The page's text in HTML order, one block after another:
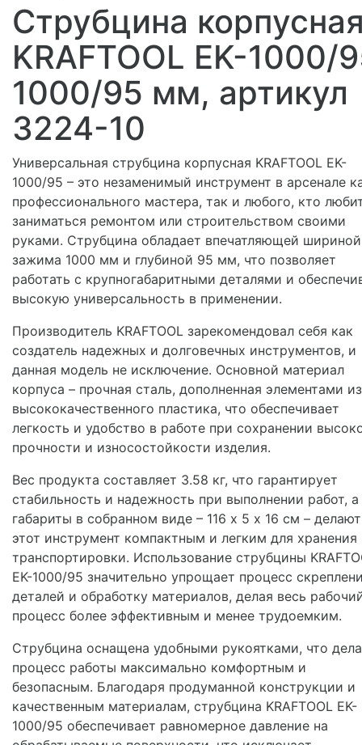
Струбцина
KRAFTOOL EK-1000/
1000/95 мм, артикул
3224-10
Универсальная струбцина корпусная KRAFTOOL EK-
1000/95 – это незаменимый инструмент в арсенале
профессионального мастера, так и любого, кто
заниматься ремонтом или строительством своими
руками. Струбцина обладает впечатляющей шириной
зажима 1000 мм и глубиной 95 мм, что позволяет
работать с крупногабаритными деталями и
высокую универсальность в применении.
Производитель KRAFTOOL зарекомендовал себя как
создатель надежных и долговечных инструментов, и
данная модель не исключение. Основной материал
корпуса – прочная сталь, дополненная элементами из
высококачественного пластика, что обеспечивает
легкость и удобство в работе при сохранении
прочности и износостойкости изделия.
Вес продукта составляет 3.58 кг, что гарантирует
стабильность и надежность при выполнении работ, а
габариты в собранном виде – 116 х 5 х 16 см – делают
этот инструмент компактным и легким для хранения
транспортировки. Использование струбцины
EK-1000/95 значительно упрощает процесс
деталей и обработку материалов, делая весь
процесс более эффективным и менее трудоемким.
Струбцина оснащена удобными рукоятками, что
процесс работы максимально комфортным и
безопасным. Благодаря продуманной конструкции и
качественным материалам, струбцина KRAFTOOL EK-
1000/95 обеспечивает равномерное давление на